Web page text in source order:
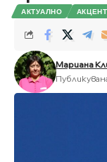
АКТУАЛНО
Мариана